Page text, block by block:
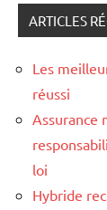
ARTICLES
Les
réussi
Assurance
loi
Hybride